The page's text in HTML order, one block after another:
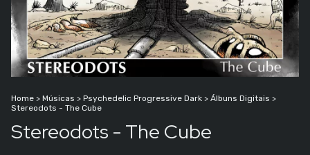
Home > Músicas > Psychedelic Progressive Dark > Álbuns Digitais >
Stereodots - The Cube
Stereodots - The Cube